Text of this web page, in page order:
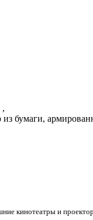
,
бумаги,
кинотеатры и